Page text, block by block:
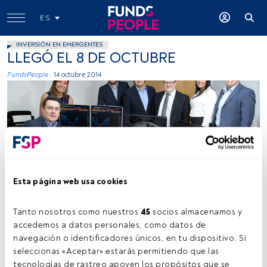
Esta página web usa cookies
Tanto nosotros como nuestros 45 socios almacenamos y
accedemos a datos personales, como datos de
navegación o identificadores únicos, en tu dispositivo. Si
seleccionas «Aceptar» estarás permitiendo que las
tecnologías de rastreo apoyen los propósitos que se
ES
INVERSIÓN EN EMERGENTES
LLEGÓ EL 8 DE OCTUBRE
FundsPeople . 14 octubre 2014
Arca
Tiempo lectura: 1 min.
con él las vidrieras de otoño-invierno en el